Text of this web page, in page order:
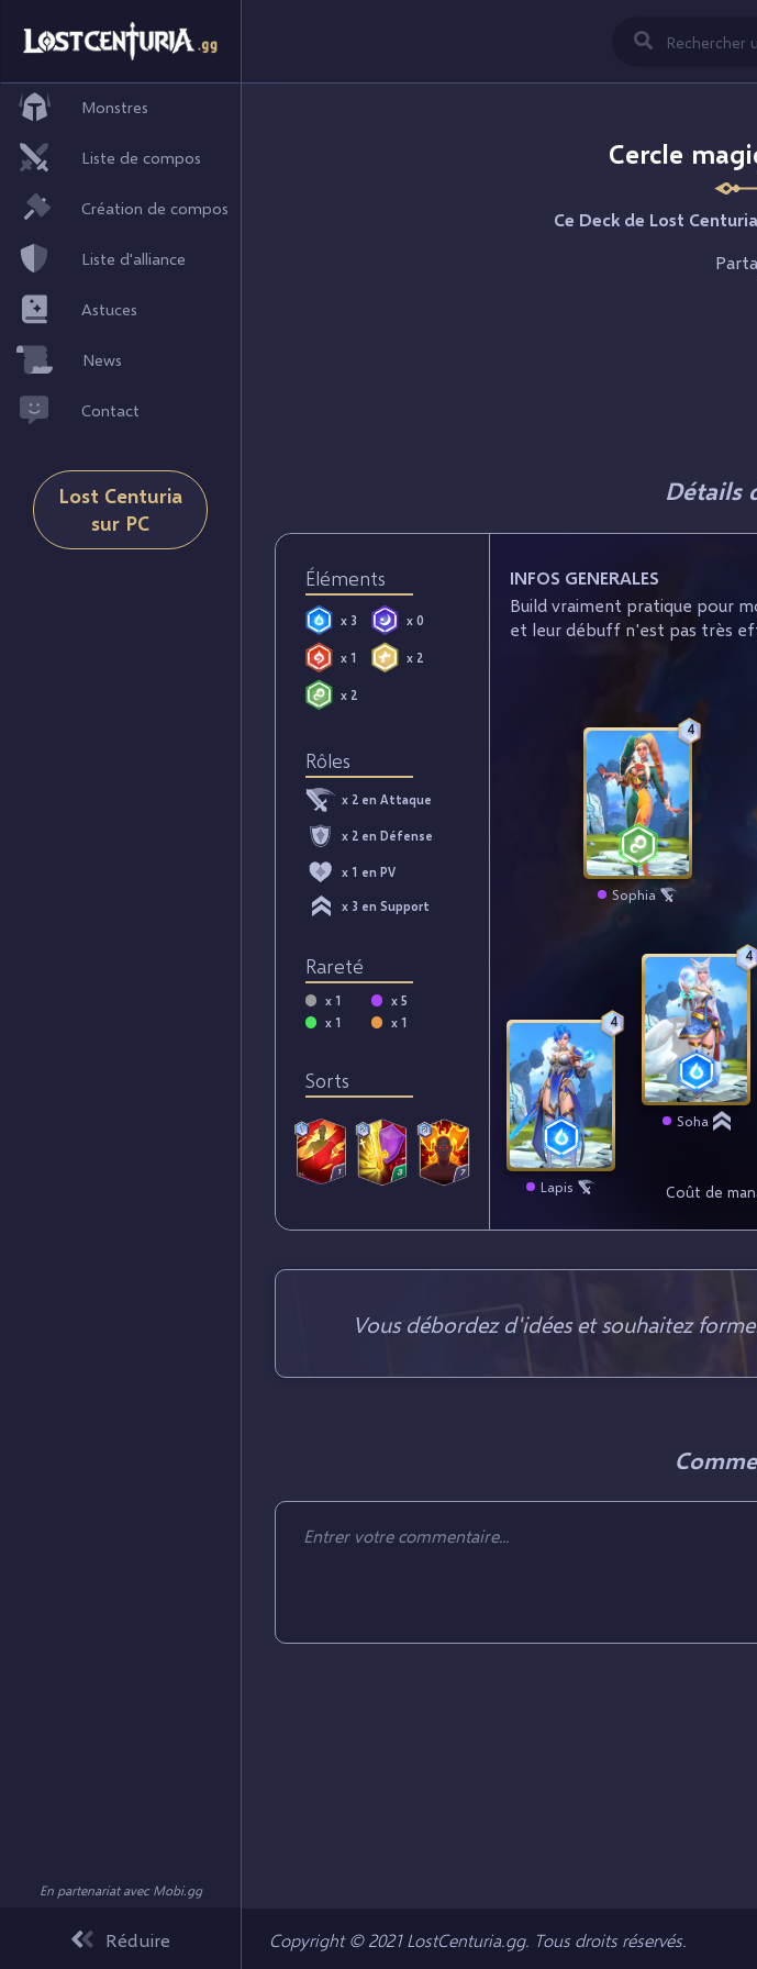
Monstres
Liste de compos
Création de compos
Liste d'alliance
Astuces
News
Contact
Lost Centuria
sur PC
En partenariat avec Mobi.gg
Réduire
Cercle
Ce Deck de Lost
Détails
Éléments
x 3 x 0
x 1 x 2
x 2
Rôles
x 2 en Attaque
x 2 en Défense
x 1 en PV
x 3 en Support
Rareté
x 1
x 5
x 1
x 1
Sorts
INFOS GENERALES
Build vraiment pratique pour
et leur débuff n'est pas très
4
Sophia
4
Lapis
4
Soha
Coût de
Vous débordez d'idées et souhaitez
Copyright © 2021 LostCenturia.gg. Tous droits réservés.